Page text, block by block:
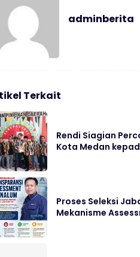
adminberita
Terkait
Rendi Siagian
Kota Medan
Proses Seleksi
Mekanisme